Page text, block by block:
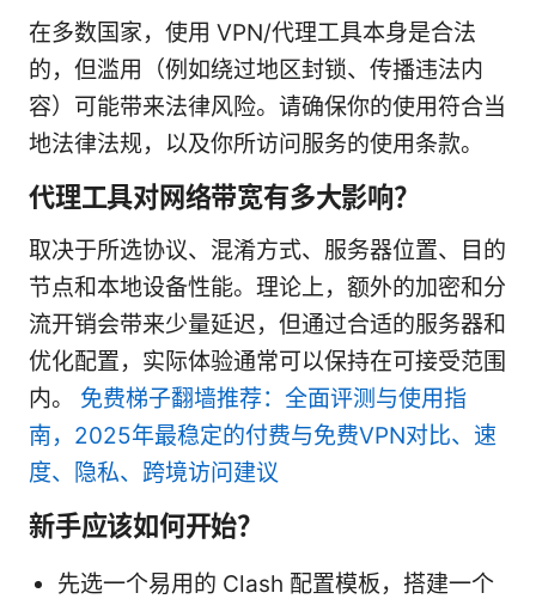
在多数国家，使用 VPN/代理工具本身是合法
的，但滥用（例如绕过地区封锁、传播违法内
容）可能带来法律风险。请确保你的使用符合当
地法律法规，以及你所访问服务的使用条款。
代理工具对网络带宽有多大影响？
取决于所选协议、混淆方式、服务器位置、目的
节点和本地设备性能。理论上，额外的加密和分
流开销会带来少量延迟，但通过合适的服务器和
优化配置，实际体验通常可以保持在可接受范围
内。 免费梯子翻墙推荐：全面评测与使用指
南，2025年最稳定的付费与免费VPN对比、速
度、隐私、跨境访问建议
新手应该如何开始？
先选一个易用的 Clash 配置模板，搭建一个